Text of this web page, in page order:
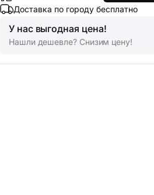
Доставка по городу бесплатно
У нас выгодная цена!
Нашли дешевле? Снизим цену!